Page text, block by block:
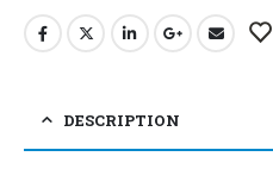
DESCRIPTION